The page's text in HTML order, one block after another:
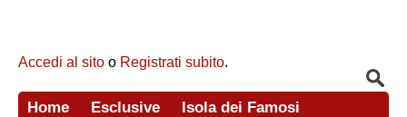
Accedi al sito o Registrati subito.
Home Esclusive
Isola dei Famosi